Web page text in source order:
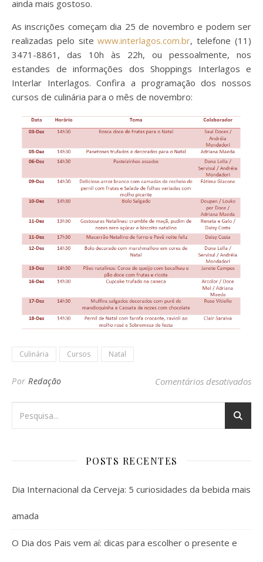
ainda mais gostoso.
As inscrições começam dia 25 de novembro e podem ser
realizadas pelo sitewww.interlagos.com.br, telefone (11)
3471-8861, das 10h às 22h, ou pessoalmente, nos
estandes de informações dos Shoppings Interlagos e
Interlar Interlagos. Confira a programação dos nossos
cursos de culinária para o mês de novembro:
Culinária Cursos Natal
Por Redação Comentários desativados
POSTS RECENTES
Dia Internacional da Cerveja: 5 curiosidades da bebida mais
amada
O Dia dos Pais vem aí: dicas para escolher o presente e